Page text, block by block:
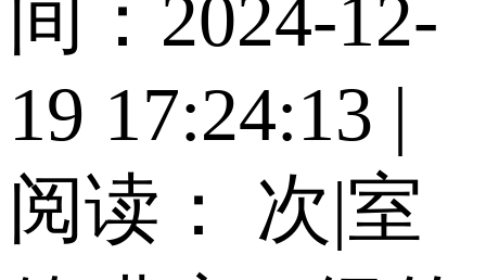
间：2024-12-
19 17:24:13 |
阅读： 次|室